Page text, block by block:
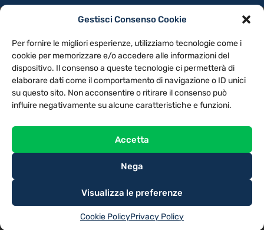
Gestisci Consenso Cookie
Per fornire le migliori esperienze, utilizziamo tecnologie come i
cookie per memorizzare e/o accedere alle informazioni del
dispositivo. Il consenso a queste tecnologie ci permetterà di
elaborare dati come il comportamento di navigazione o ID unici
su questo sito. Non acconsentire o ritirare il consenso può
influire negativamente su alcune caratteristiche e funzioni.
Accetta
Nega
Visualizza le preferenze
Cookie PolicyPrivacy Policy
NOTE LEGALI
CONTATTACI PREFERENZE
TV LIBERA S.P.A.
Via Monteleonese 95/21 – 51100 Pistoia (PT)
Tel. 0573.9136 / Fax 0573.913615